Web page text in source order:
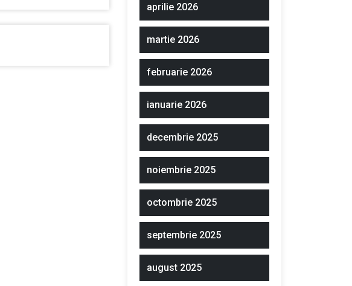
aprilie 2026
martie 2026
februarie 2026
ianuarie 2026
decembrie 2025
noiembrie 2025
octombrie 2025
septembrie 2025
august 2025